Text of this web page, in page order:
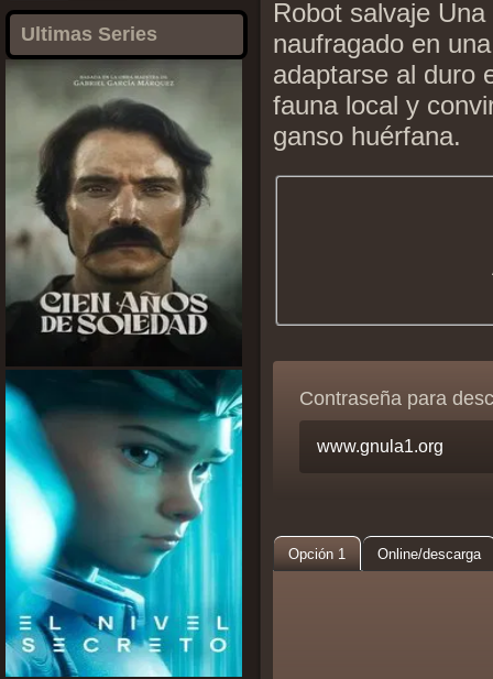
Ultimas Series
Robot salvaje
naufragado en
adaptarse al duro
fauna local y
ganso huérfana.
Contraseña para
Opción 1 Online/descarga